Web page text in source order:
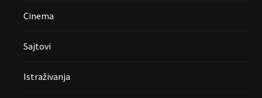
Cinema
Sajtovi
Istraživanja